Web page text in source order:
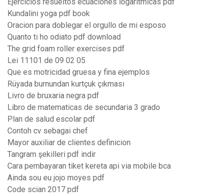
Ejercicios resueltos ecuaciones logaritmicas pdf
Kundalini yoga pdf book
Oracion para doblegar el orgullo de mi esposo
Quanto ti ho odiato pdf download
The grid foam roller exercises pdf
Lei 11101 de 09 02 05
Que es motricidad gruesa y fina ejemplos
Rüyada burnundan kurtçuk çıkması
Livro de bruxaria negra pdf
Libro de matematicas de secundaria 3 grado
Plan de salud escolar pdf
Contoh cv sebagai chef
Mayor auxiliar de clientes definicion
Tangram şekilleri pdf indir
Cara pembayaran tiket kereta api via mobile bca
Ainda sou eu jojo moyes pdf
Code scian 2017 pdf